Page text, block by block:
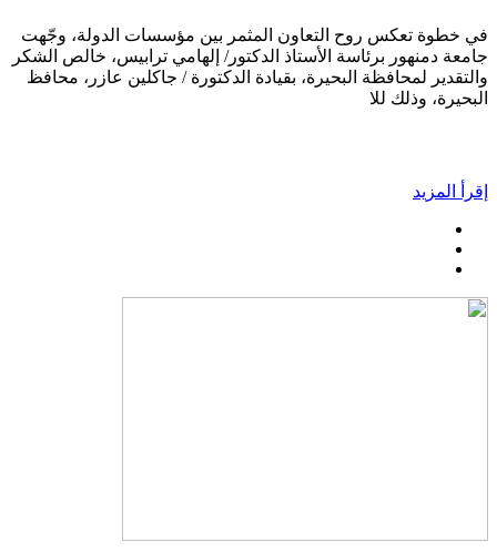
في خطوة تعكس روح التعاون المثمر بين مؤسسات الدولة، وجّهت
جامعة دمنهور برئاسة الأستاذ الدكتور/ إلهامي ترابيس، خالص الشكر
والتقدير لمحافظة البحيرة، بقيادة الدكتورة / جاكلين عازر، محافظ
البحيرة، وذلك للا
إقرأ المزيد